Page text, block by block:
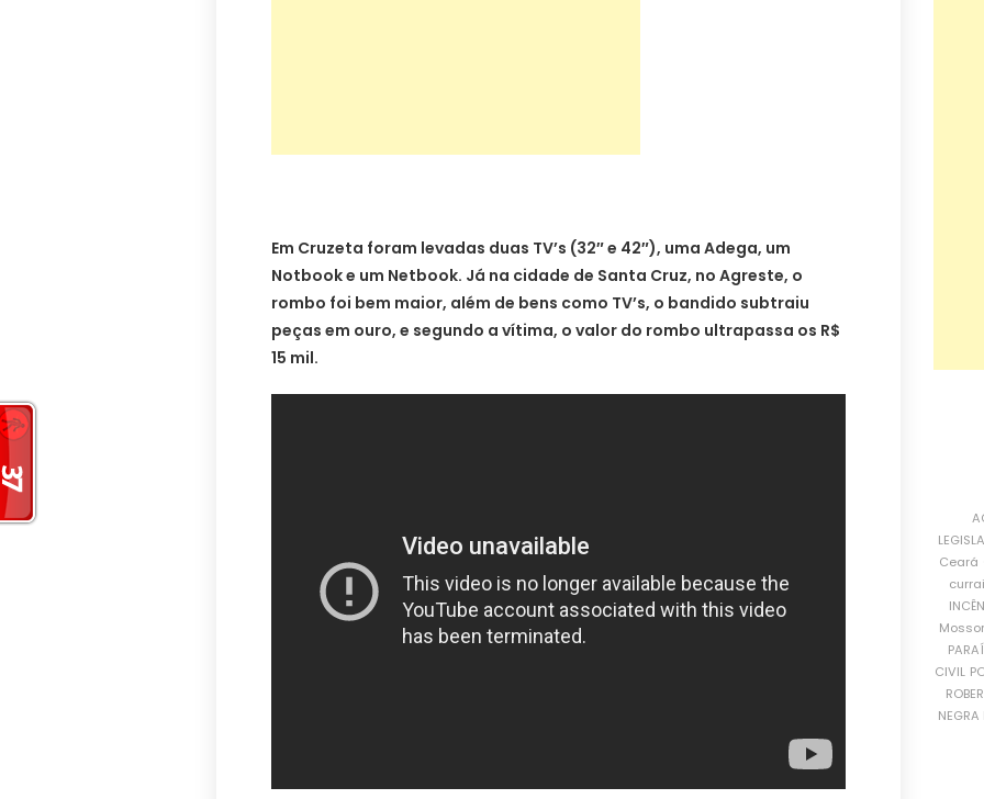
Em Cruzeta foram levadas duas TV’s (32″ e 42″), uma Adega, um
Notbook e um Netbook. Já na cidade de Santa Cruz, no Agreste, o
rombo foi bem maior, além de bens como TV’s, o bandido subtraiu
peças em ouro, e segundo a vítima, o valor do rombo ultrapassa os R$
15 mil.
Ceará
CIVIL
NEGRA